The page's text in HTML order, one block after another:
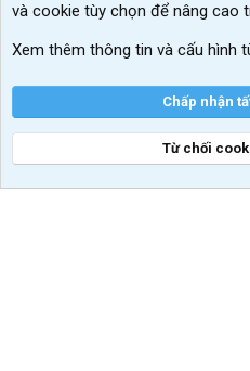
VIP
Khuyến
và cookie tùy chọn để nâng cao
Xem thêm thông tin và cấu hình
Chấp nhận
Từ chối